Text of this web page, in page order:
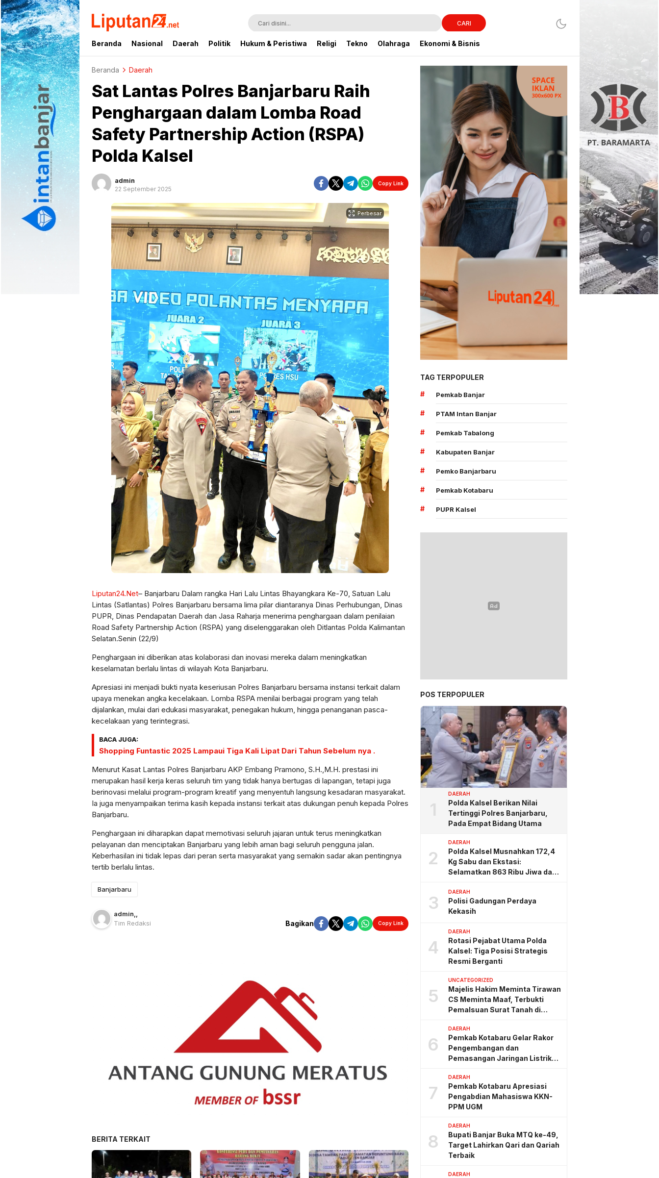
liputan24.net
CARI
Beranda Nasional Daerah Politik Hukum & Peristiwa Religi Tekno Olahraga Ekonomi & Bisnis
Beranda Daerah
Sat Lantas Polres Banjarbaru Raih
Penghargaan dalam Lomba Road
Safety Partnership Action (RSPA)
Polda Kalsel
admin
22 September 2025
Copy Link
Perbesar
Liputan24.Net– Banjarbaru Dalam rangka Hari Lalu Lintas Bhayangkara Ke-70, Satuan Lalu
Lintas (Satlantas) Polres Banjarbaru bersama lima pilar diantaranya Dinas Perhubungan, Dinas
PUPR, Dinas Pendapatan Daerah dan Jasa Raharja menerima penghargaan dalam penilaian
Road Safety Partnership Action (RSPA) yang diselenggarakan oleh Ditlantas Polda Kalimantan
Selatan.Senin (22/9)
Penghargaan ini diberikan atas kolaborasi dan inovasi mereka dalam meningkatkan
keselamatan berlalu lintas di wilayah Kota Banjarbaru.
Apresiasi ini menjadi bukti nyata keseriusan Polres Banjarbaru bersama instansi terkait dalam
upaya menekan angka kecelakaan. Lomba RSPA menilai berbagai program yang telah
dijalankan, mulai dari edukasi masyarakat, penegakan hukum, hingga penanganan pasca-
kecelakaan yang terintegrasi.
BACA JUGA:
Shopping Funtastic 2025 Lampaui Tiga Kali Lipat Dari Tahun Sebelum nya .
Menurut Kasat Lantas Polres Banjarbaru AKP Embang Pramono, S.H.,M.H. prestasi ini
merupakan hasil kerja keras seluruh tim yang tidak hanya bertugas di lapangan, tetapi juga
berinovasi melalui program-program kreatif yang menyentuh langsung kesadaran masyarakat.
Ia juga menyampaikan terima kasih kepada instansi terkait atas dukungan penuh kepada Polres
Banjarbaru.
Penghargaan ini diharapkan dapat memotivasi seluruh jajaran untuk terus meningkatkan
pelayanan dan menciptakan Banjarbaru yang lebih aman bagi seluruh pengguna jalan.
Keberhasilan ini tidak lepas dari peran serta masyarakat yang semakin sadar akan pentingnya
tertib berlalu lintas.
Banjarbaru
admin
Tim Redaksi
Bagikan Copy Link
BERITA TERKAIT
TAG TERPOPULER
#
Pemkab Banjar
# PTAM Intan Banjar
# Pemkab Tabalong
# Kabupaten Banjar
# Pemko Banjarbaru
# Pemkab Kotabaru
# PUPR Kalsel
POS TERPOPULER
1
DAERAH
Polda Kalsel Berikan Nilai
Tertinggi Polres Banjarbaru,
Pada Empat Bidang Utama
2
DAERAH
Polda Kalsel Musnahkan 172,4
Kg Sabu dan Ekstasi:
Selamatkan 863 Ribu Jiwa dan
Triliun
3
DAERAH
Polisi Gadungan Perdaya
Kekasih
4
DAERAH
Rotasi Pejabat Utama Polda
Kalsel: Tiga Posisi Strategis
Resmi Berganti
5
UNCATEGORIZED
Majelis Hakim Meminta Tirawan
CS Meminta Maaf, Terbukti
Pemalsuan Surat Tanah di
6
DAERAH
Pemkab Kotabaru Gelar Rakor
Pengembangan dan
Pemasangan Jaringan Listrik
7
DAERAH
Pemkab Kotabaru Apresiasi
Pengabdian Mahasiswa KKN-
PPM UGM
8
DAERAH
Bupati Banjar Buka MTQ ke-49,
Target Lahirkan Qari dan Qariah
Terbaik
DAERAH